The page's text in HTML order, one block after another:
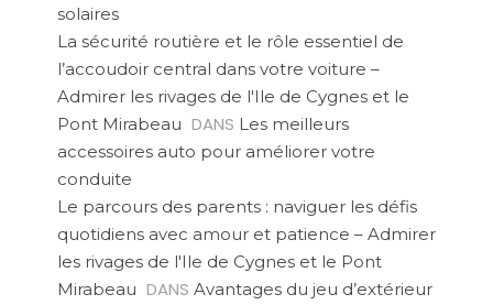
solaires
La sécurité routière et le rôle essentiel de
l’accoudoir central dans votre voiture –
Admirer les rivages de l'Ile de Cygnes et le
Pont Mirabeau DANS Les meilleurs
accessoires auto pour améliorer votre
conduite
Le parcours des parents : naviguer les défis
quotidiens avec amour et patience – Admirer
les rivages de l'Ile de Cygnes et le Pont
Mirabeau DANS Avantages du jeu d’extérieur